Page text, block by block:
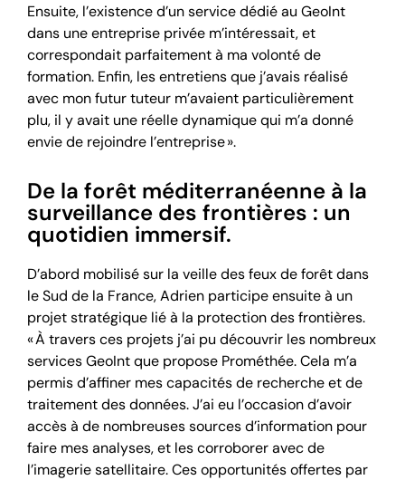
Ensuite, l’existence d’un service dédié au GeoInt
dans une entreprise privée m’intéressait, et
correspondait parfaitement à ma volonté de
formation. Enfin, les entretiens que j’avais réalisé
avec mon futur tuteur m’avaient particulièrement
plu, il y avait une réelle dynamique qui m’a donné
envie de rejoindre l’entreprise».
De la forêt méditerranéenne à la
surveillance des frontières : un
quotidien immersif.
D’abord mobilisé sur la veille des feux de forêt dans
le Sud de la France, Adrien participe ensuite à un
projet stratégique lié à la protection des frontières.
« À travers ces projets j’ai pu découvrir les nombreux
services GeoInt que propose Prométhée. Cela m’a
permis d’affiner mes capacités de recherche et de
traitement des données. J’ai eu l’occasion d’avoir
accès à de nombreuses sources d’information pour
faire mes analyses, et les corroborer avec de
l’imagerie satellitaire. Ces opportunités offertes par